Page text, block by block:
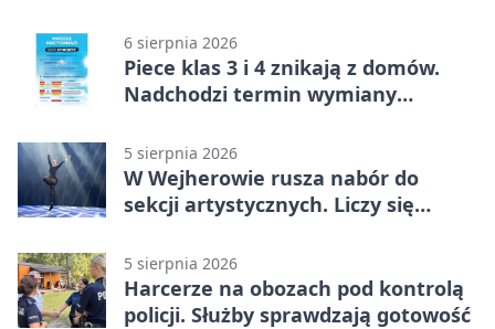
6 sierpnia 2026
Piece klas 3 i 4 znikają z domów.
Nadchodzi termin wymiany
5 sierpnia 2026
W Wejherowie rusza nabór do
sekcji artystycznych. Liczy się
5 sierpnia 2026
Harcerze na obozach pod kontrolą
policji. Służby sprawdzają gotowość